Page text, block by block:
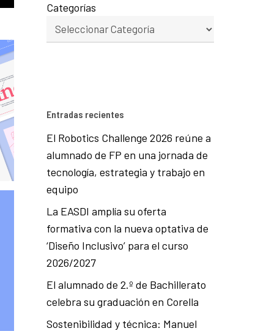
Categorías
Entradas recientes
El Robotics Challenge 2026 reúne a
alumnado de FP en una jornada de
tecnología, estrategia y trabajo en
equipo
La EASDI amplía su oferta
formativa con la nueva optativa de
‘Diseño Inclusivo’ para el curso
2026/2027
El alumnado de 2.º de Bachillerato
celebra su graduación en Corella
Sostenibilidad y técnica: Manuel